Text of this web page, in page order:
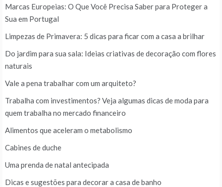
Marcas Europeias: O Que Você Precisa Saber para Proteger a
Sua em Portugal
Limpezas de Primavera: 5 dicas para ficar com a casa a brilhar
Do jardim para sua sala: Ideias criativas de decoração com flores
naturais
Vale a pena trabalhar com um arquiteto?
Trabalha com investimentos? Veja algumas dicas de moda para
quem trabalha no mercado financeiro
Alimentos que aceleram o metabolismo
Cabines de duche
Uma prenda de natal antecipada
Dicas e sugestões para decorar a casa de banho